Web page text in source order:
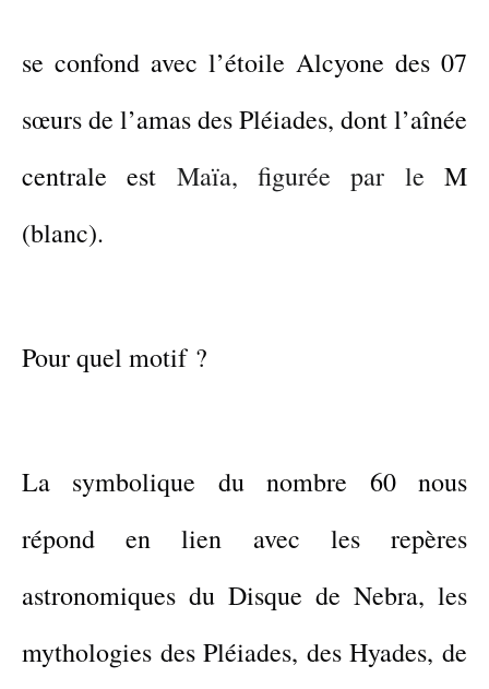
se confond avec l’étoile Alcyone des 07
sœurs de l’amas des Pléiades, dont l’aînée
centraleest Maïa, figuréepar leM
(blanc).
Pour quel motif ?
La symbolique du nombre 60 nous
répond en lien avec les repères
astronomiques du Disque de Nebra, les
mythologies des Pléiades, des Hyades, de